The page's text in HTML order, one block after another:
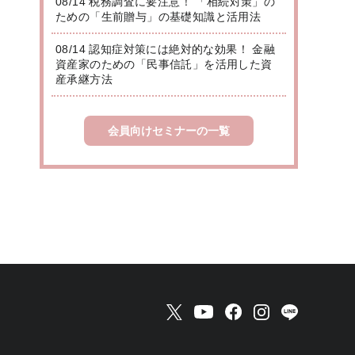
ための「生前贈与」の基礎知識と活用法
08/14 認知症対策には絶対的な効果！ 金融
資産家のための「民事信託」を活用した資
産承継方法
会員向けセミナーの一覧